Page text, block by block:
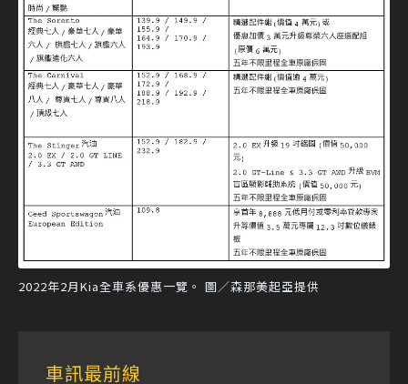
2022年2月Kia全車系優惠一覽。 圖／森那美起亞提供
車訊最前線